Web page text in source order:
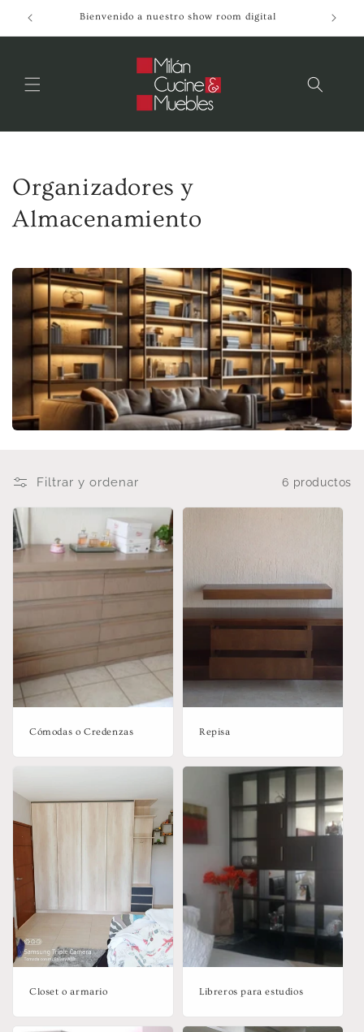
directamenteBienvenido a nuestro show room digital
C
o
e
c
c
i
ó
:
Organizadores y
Almacenamiento
Filtrar y ordenar 6 productos
Cómodas o Credenzas Repisa
Closet o armario Libreros para estudios